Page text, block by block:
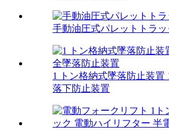
手動油圧式パレットトラッ
1 トン格納式墜落防止装置
落下防止装置